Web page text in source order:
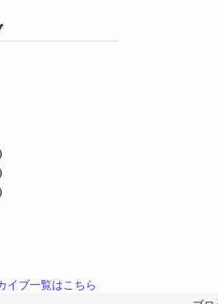
イブ一覧はこちら